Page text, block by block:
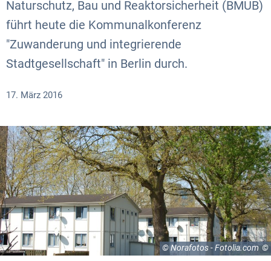
Naturschutz, Bau und Reaktorsicherheit (BMUB)
führt heute die Kommunalkonferenz
"Zuwanderung und integrierende
Stadtgesellschaft" in Berlin durch.
17. März 2016
© Norafotos - Fotolia.com